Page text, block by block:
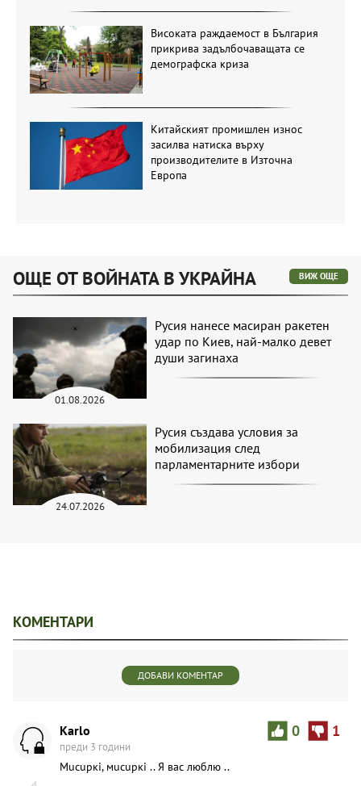
Високата раждаемост в България
прикрива задълбочаващата се
демографска криза
Китайският промишлен износ
засилва натиска върху
производителите в Източна
Европа
ОЩЕ ОТ ВОЙНАТА В УКРАЙНА ВИЖ ОЩЕ
01.08.2026
Русия нанесе масиран ракетен
удар по Киев, най-малко девет
души загинаха
24.07.2026
Русия създава условия за
мобилизация след
парламентарните избори
КОМЕНТАРИ
ДОБАВИ КОМЕНТАР
0 1
Karlo
преди 3 години
Мuсuркi, мuсuркi .. Я вас люблю ..